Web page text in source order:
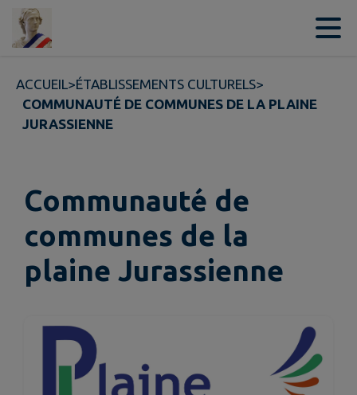
Contenu
ACCUEIL>ÉTABLISSEMENTS CULTURELS>
COMMUNAUTÉ DE COMMUNES DE LA PLAINE
JURASSIENNE
Communauté de
communes de la
plaine Jurassienne